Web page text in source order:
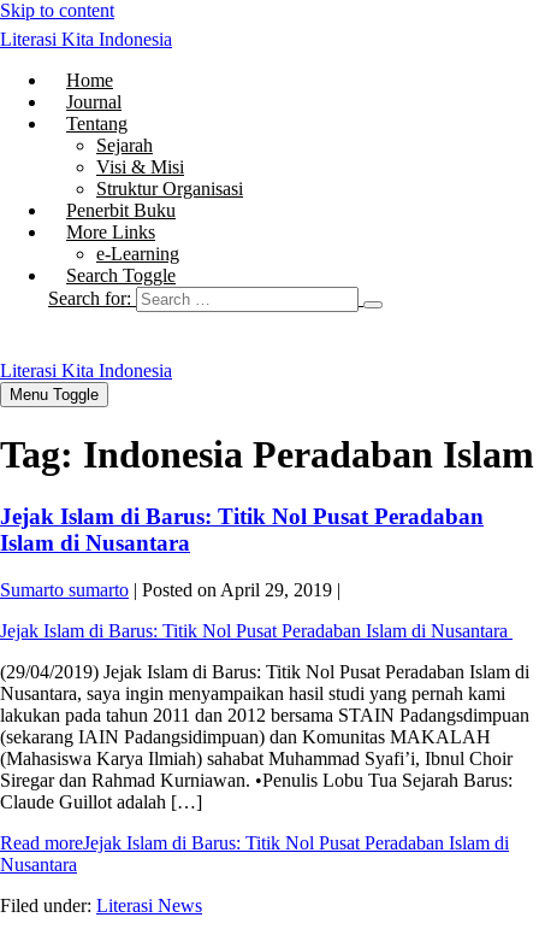
Skip to content
Literasi Kita Indonesia
Home
Journal
Tentang
Sejarah
Visi & Misi
Struktur Organisasi
Penerbit Buku
More Links
e-Learning
Search Toggle
Search for:
Literasi Kita Indonesia
Menu Toggle
Tag: Indonesia Peradaban Islam
Jejak Islam di Barus: Titik Nol Pusat Peradaban
Islam di Nusantara
Sumarto sumarto | Posted on April 29, 2019 |
Jejak Islam di Barus: Titik Nol Pusat Peradaban Islam di Nusantara
(29/04/2019) Jejak Islam di Barus: Titik Nol Pusat Peradaban Islam di
Nusantara, saya ingin menyampaikan hasil studi yang pernah kami
lakukan pada tahun 2011 dan 2012 bersama STAIN Padangsdimpuan
(sekarang IAIN Padangsidimpuan) dan Komunitas MAKALAH
(Mahasiswa Karya Ilmiah) sahabat Muhammad Syafi’i, Ibnul Choir
Siregar dan Rahmad Kurniawan. •Penulis Lobu Tua Sejarah Barus:
Claude Guillot adalah […]
Read moreJejak Islam di Barus: Titik Nol Pusat Peradaban Islam di
Nusantara
Filed under: Literasi News